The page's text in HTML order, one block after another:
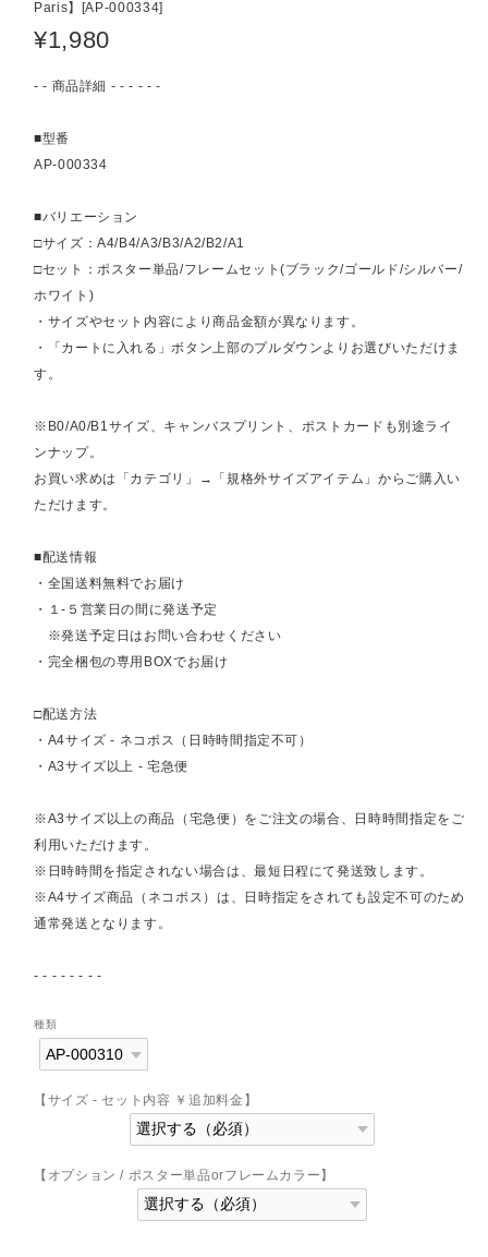
Paris】[AP-000334]
¥1,980
- - 商品詳細 - - - - - -
■型番
AP-000334
■バリエーション
□サイズ：A4/B4/A3/B3/A2/B2/A1
□セット：ポスター単品/フレームセット(ブラック/ゴールド/シルバー/
ホワイト)
・サイズやセット内容により商品金額が異なります。
・「カートに入れる」ボタン上部のプルダウンよりお選びいただけま
す。
※B0/A0/B1サイズ、キャンバスプリント、ポストカードも別途ライ
ンナップ。
お買い求めは「カテゴリ」→「規格外サイズアイテム」からご購入い
ただけます。
■配送情報
・全国送料無料でお届け
・１-５営業日の間に発送予定
※発送予定日はお問い合わせください
・完全梱包の専用BOXでお届け
□配送方法
・A4サイズ - ネコポス（日時時間指定不可）
・A3サイズ以上 - 宅急便
※A3サイズ以上の商品（宅急便）をご注文の場合、日時時間指定をご
利用いただけます。
※日時時間を指定されない場合は、最短日程にて発送致します。
※A4サイズ商品（ネコポス）は、日時指定をされても設定不可のため
通常発送となります。
- - - - - - - -
種類
【サイズ - セット内容 ￥追加料金】
【オプション / ポスター単品orフレームカラー】